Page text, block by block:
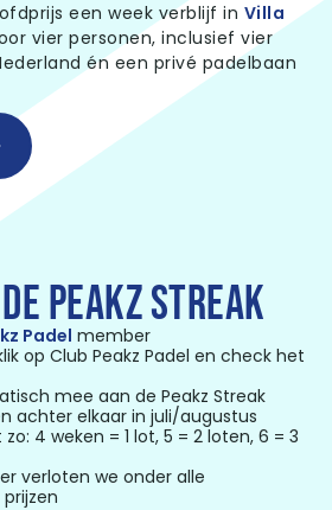
een week verblijf in Villa
vier personen, inclusief vier
én een privé padelbaan
PEAKZ STREAK
Padel member
op Club Peakz Padel en check het
mee aan de Peakz Streak
achter elkaar in juli/augustus
4 weken = 1 lot, 5 = 2 loten, 6 = 3
verloten we onder alle